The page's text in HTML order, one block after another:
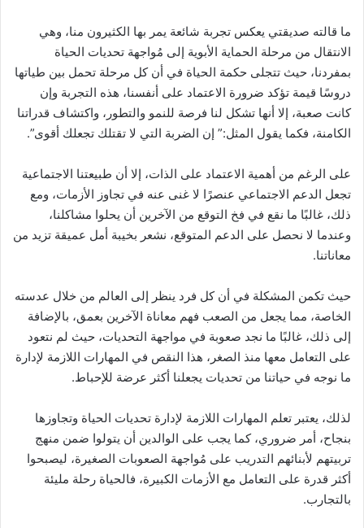
ما قالته صديقتي يعكس تجربة شائعة يمر بها الكثيرون منا، وهي
الانتقال من مرحلة الحماية الأبوية إلى مُواجهة تحديات الحياة
بمفردنا، حيث تتجلى حكمة الحياة في أن كل مرحلة تحمل بين طياتها
دروسًا قيمة تؤكد ضرورة الاعتماد على أنفسنا، هذه التجربة وإن
كانت صعبة، إلا أنها تشكل لنا فرصة للنمو والتطور، واكتشاف قدراتنا
الكامنة، فكما يقول المثل:” إن الضربة التي لا تقتلك تجعلك أقوى”.
على الرغم من أهمية الاعتماد على الذات، إلا أن طبيعتنا الاجتماعية
تجعل الدعم الاجتماعي عنصرًا لا غنى عنه في تجاوز الأزمات، ومع
ذلك، غالبًا ما نقع في فخ التوقع من الآخرين أن يحلوا مشاكلنا،
وعندما لا نحصل على الدعم المتوقع، نشعر بخيبة أمل عميقة تزيد من
معاناتنا.
حيث تكمن المشكلة في أن كل فرد ينظر إلى العالم من خلال عدسته
الخاصة، مما يجعل من الصعب فهم معاناة الآخرين بعمق، بالإضافة
إلى ذلك، غالبًا ما نجد صعوبة في مواجهة التحديات، حيث لم نتعود
على التعامل معها منذ الصغر، هذا النقص في المهارات اللازمة لإدارة
ما نوجه في حياتنا من تحديات يجعلنا أكثر عرضة للإحباط.
لذلك، يعتبر تعلم المهارات اللازمة لإدارة تحديات الحياة وتجاوزها
بنجاح، أمر ضروري، كما يجب على الوالدين أن يتولوا ضمن منهج
تربيتهم لأبنائهم التدريب على مُواجهة الصعوبات الصغيرة، ليصبحوا
أكثر قدرة على التعامل مع الأزمات الكبيرة، فالحياة رحلة مليئة
بالتجارب.